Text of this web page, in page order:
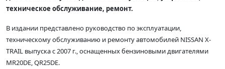
техническое обслуживание, ремонт.
В издании представлено руководство по эксплуатации,
техническому обслуживанию и ремонту автомобилей NISSAN X-
TRAIL выпуска с 2007 г., оснащенных бензиновыми двигателями
MR20DE, QR25DE.